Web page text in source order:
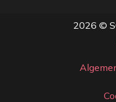
2026 ©